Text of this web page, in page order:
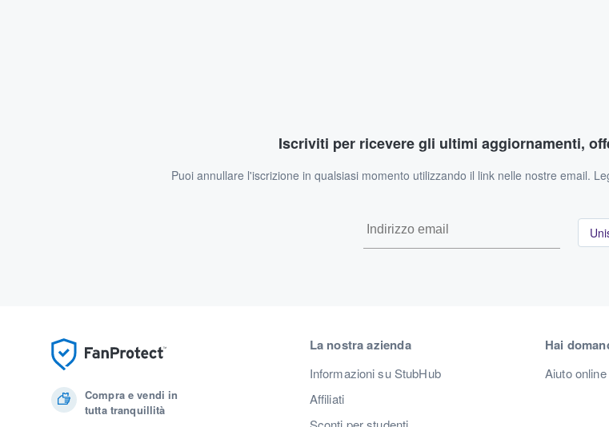
Iscriviti per ricevere gli ultimi aggiornamenti,
Puoi annullare l'iscrizione in qualsiasi momento utilizzando il link nelle nostre email.
Compra e vendi in
tutta tranquillità
La nostra azienda
Informazioni su StubHub
Affiliati
Hai
Aiuto online